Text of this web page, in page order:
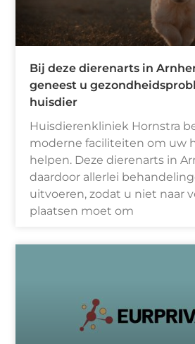
Bij deze dierenarts in
geneest u
huisdier
Huisdierenkliniek Hornstra
moderne faciliteiten om uw
helpen. Deze dierenarts in
daardoor allerlei
uitvoeren, zodat u niet naar
plaatsen moet om